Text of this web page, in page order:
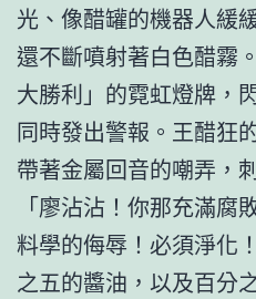
光、像醋罐的機器人緩
還不斷噴射著白色醋霧
大勝利」的霓虹燈牌，
同時發出警報。王醋狂
帶著金屬回音的嘲弄，
「廖沾沾！你那充滿腐
料學的侮辱！必須淨化
之五的醬油，以及百分